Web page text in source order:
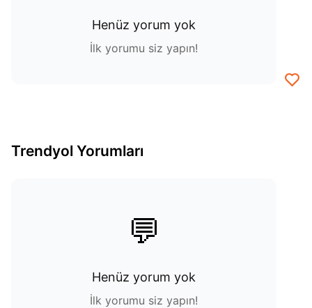
Henüz yorum yok
İlk yorumu siz yapın!
Trendyol Yorumları
💬
Henüz yorum yok
İlk yorumu siz yapın!